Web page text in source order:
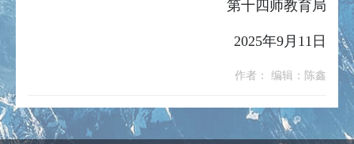
第十四师教育局
2025年9月11日
作者： 编辑：陈鑫